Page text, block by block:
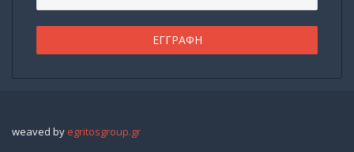
weaved by egritosgroup.gr